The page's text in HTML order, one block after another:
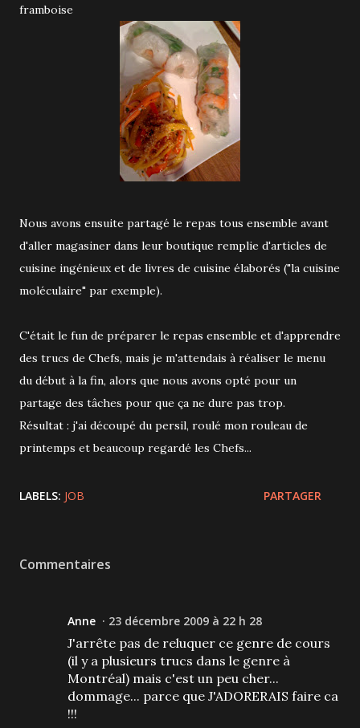
framboise
Nous avons ensuite partagé le repas tous ensemble avant
d'aller magasiner dans leur boutique remplie d'articles de
cuisine ingénieux et de livres de cuisine élaborés ("la cuisine
moléculaire" par exemple).
C'était le fun de préparer le repas ensemble et d'apprendre
des trucs de Chefs, mais je m'attendais à réaliser le menu
du début à la fin, alors que nous avons opté pour un
partage des tâches pour que ça ne dure pas trop.
Résultat : j'ai découpé du persil, roulé mon rouleau de
printemps et beaucoup regardé les Chefs...
LABELS: JOB PARTAGER
Commentaires
Anne 23 décembre 2009 à 22 h 28
J'arrête pas de reluquer ce genre de cours
(il y a plusieurs trucs dans le genre à
Montréal) mais c'est un peu cher...
dommage... parce que J'ADORERAIS faire ca
!!!